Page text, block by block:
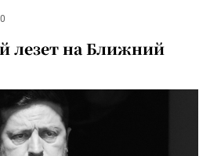
0
лезет на Ближний